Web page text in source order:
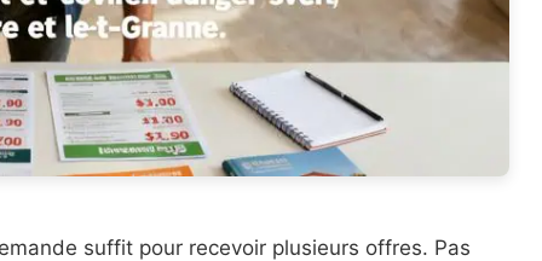
suffit pour recevoir plusieurs offres. Pas